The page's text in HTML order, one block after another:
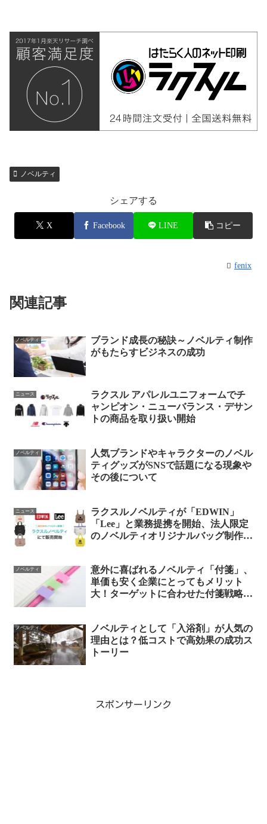
ノベルティ
シェアする
X Facebook LINE コピー
fenix
関連記事
ノベルティ
ブランド成長の秘訣～ノベルティ制作
がもたらすビジネスの成功
ニュース
ラクスル アパレルユニフォームでチ
ャンピオン・ニューバランス・デサン
トの商品を取り扱い開始
ノベルティ
人気ブランドやキャラクターのノベル
ティグッズがSNSで話題になる現象や
その後について
ニュース
ラクスルノベルティが「EDWIN」
「Lee」と業務提携を開始、法人限定
のノベルティオリジナルバッグ制作が
ノベルティ
意外に喜ばれるノベルティ「付箋」、
単価も安く企業にとってもメリット
大！ターゲットに合わせた付箋戦略が
ノベルティ
ノベルティとして「入浴剤」が人気の
理由とは？低コストで高効果の成功ス
トーリー
スポンサーリンク